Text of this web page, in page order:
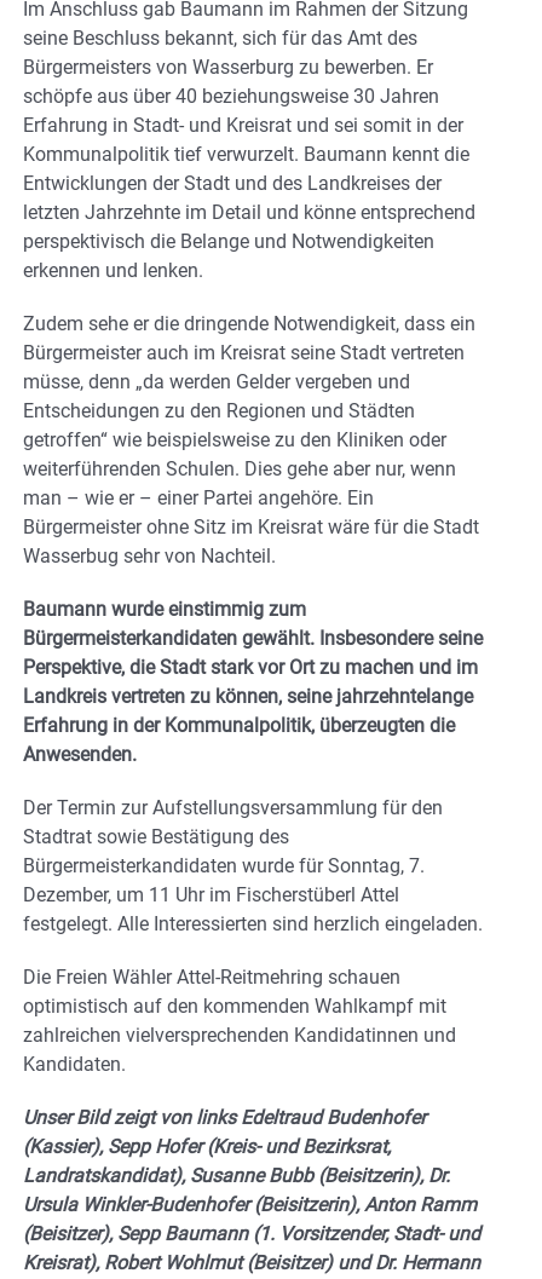
Im Anschluss gab Baumann im Rahmen der Sitzung
seine Beschluss bekannt, sich für das Amt des
Bürgermeisters von Wasserburg zu bewerben. Er
schöpfe aus über 40 beziehungsweise 30 Jahren
Erfahrung in Stadt- und Kreisrat und sei somit in der
Kommunalpolitik tief verwurzelt. Baumann kennt die
Entwicklungen der Stadt und des Landkreises der
letzten Jahrzehnte im Detail und könne entsprechend
perspektivisch die Belange und Notwendigkeiten
erkennen und lenken.
Zudem sehe er die dringende Notwendigkeit, dass ein
Bürgermeister auch im Kreisrat seine Stadt vertreten
müsse, denn „da werden Gelder vergeben und
Entscheidungen zu den Regionen und Städten
getroffen“ wie beispielsweise zu den Kliniken oder
weiterführenden Schulen. Dies gehe aber nur, wenn
man – wie er – einer Partei angehöre. Ein
Bürgermeister ohne Sitz im Kreisrat wäre für die Stadt
Wasserbug sehr von Nachteil.
Baumann wurde einstimmig zum
Bürgermeisterkandidaten gewählt. Insbesondere seine
Perspektive, die Stadt stark vor Ort zu machen und im
Landkreis vertreten zu können, seine jahrzehntelange
Erfahrung in der Kommunalpolitik, überzeugten die
Anwesenden.
Der Termin zur Aufstellungsversammlung für den
Stadtrat sowie Bestätigung des
Bürgermeisterkandidaten wurde für Sonntag, 7.
Dezember, um 11 Uhr im Fischerstüberl Attel
festgelegt. Alle Interessierten sind herzlich eingeladen.
Die Freien Wähler Attel-Reitmehring schauen
optimistisch auf den kommenden Wahlkampf mit
zahlreichen vielversprechenden Kandidatinnen und
Kandidaten.
Unser Bild zeigt von links Edeltraud Budenhofer
(Kassier), Sepp Hofer (Kreis- und Bezirksrat,
Landratskandidat), Susanne Bubb (Beisitzerin), Dr.
Ursula Winkler-Budenhofer (Beisitzerin), Anton Ramm
(Beisitzer), Sepp Baumann (1. Vorsitzender, Stadt- und
Kreisrat), Robert Wohlmut (Beisitzer) und Dr. Hermann